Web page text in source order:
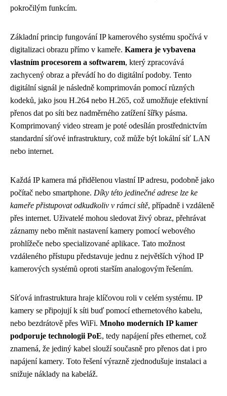
pokročilým funkcím.
Základní princip fungování IP kamerového systému spočívá v
digitalizaci obrazu přímo v kameře. Kamera je vybavena
vlastním procesorem a softwarem, který zpracovává
zachycený obraz a převádí ho do digitální podoby. Tento
digitální signál je následně komprimován pomocí různých
kodeků, jako jsou H.264 nebo H.265, což umožňuje efektivní
přenos dat po síti bez nadměrného zatížení šířky pásma.
Komprimovaný video stream je poté odesílán prostřednictvím
standardní síťové infrastruktury, což může být lokální síť LAN
nebo internet.
Každá IP kamera má přidělenou vlastní IP adresu, podobně jako
počítač nebo smartphone. Díky této jedinečné adrese lze ke
kameře přistupovat odkudkoliv v rámci sítě, případně i vzdáleně
přes internet. Uživatelé mohou sledovat živý obraz, přehrávat
záznamy nebo měnit nastavení kamery pomocí webového
prohlížeče nebo specializované aplikace. Tato možnost
vzdáleného přístupu představuje jednu z největších výhod IP
kamerových systémů oproti starším analogovým řešením.
Síťová infrastruktura hraje klíčovou roli v celém systému. IP
kamery se připojují k síti buď pomocí ethernetového kabelu,
nebo bezdrátově přes WiFi. Mnoho moderních IP kamer
podporuje technologii PoE, tedy napájení přes ethernet, což
znamená, že jediný kabel slouží současně pro přenos dat i pro
napájení kamery. Toto řešení výrazně zjednodušuje instalaci a
snižuje náklady na kabeláž.